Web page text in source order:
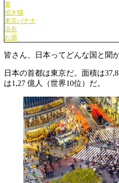
箸
招き猫
東京バナナ
浴衣
お酒
皆さん、日本ってどんな国と聞
日本の首都は東京だ。面積は
は1,27 億人（世界10位）だ。